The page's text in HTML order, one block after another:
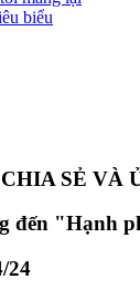
biểu
SẺ VÀ
đến "Hạnh
24